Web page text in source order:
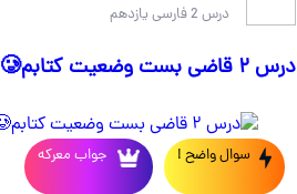
درس 2 فارسی یازدهم
درس ۲ قاضی بست وضعیت کتابم🥲
سوال واضح ! جواب معرکه